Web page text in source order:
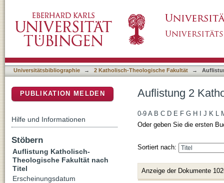
Universitätsbibliographie → 2 Katholisch-Theologische Fakultät →
Auflistung 2
0-9 A B C D E F G H J K L
Oder geben Sie die ersten
Sortiert nach:
Anzeige der Dokumente
PUBLIKATION MELDEN
Hilfe und Informationen
Stöbern
Auflistung Katholisch-
Theologische Fakultät nach
Titel
Erscheinungsdatum